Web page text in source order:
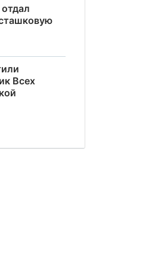
Всех